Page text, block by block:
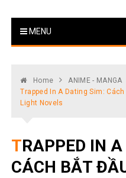
MENU
Home
ANIME - MANGA
Trapped In A Dating Sim:
Light Novels
TRAPPED IN A DATING SIM:
CÁCH BẮT